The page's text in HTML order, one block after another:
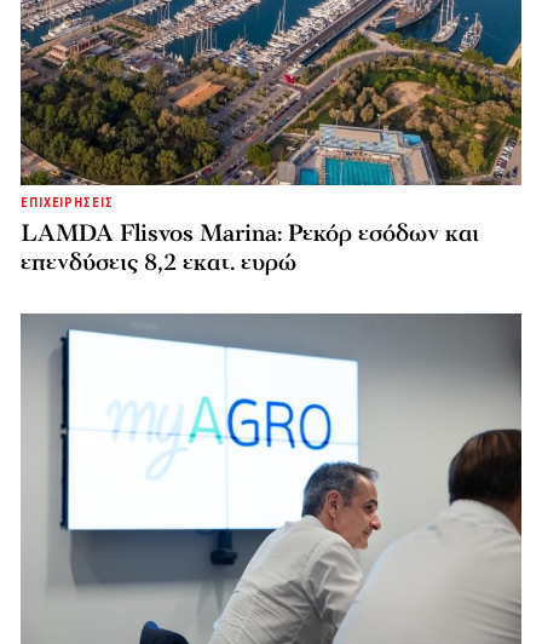
ΕΠΙΧΕΙΡΗΣΕΙΣ
LAMDA Flisvos Marina: Ρεκόρ εσόδων και
επενδύσεις 8,2 εκατ. ευρώ